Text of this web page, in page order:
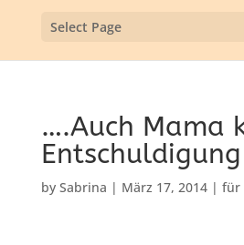
Select Page
….Auch Mama
by Sabrina | März 17, 2014| für